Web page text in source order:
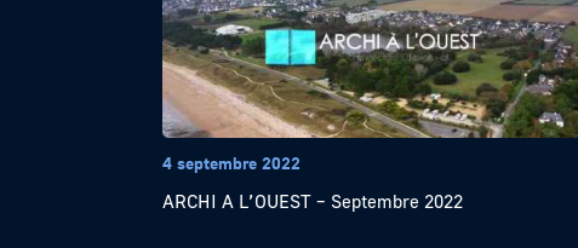
4 septembre 2022
ARCHI A L’OUEST – Septembre 2022